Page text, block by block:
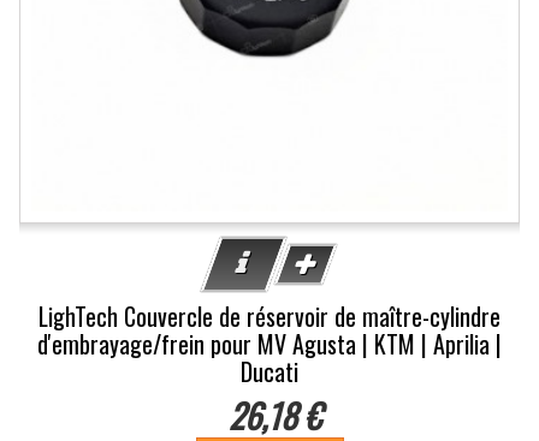
LighTech Couvercle de réservoir de maître-cylindre
d'embrayage/frein pour MV Agusta | KTM | Aprilia |
Ducati
26,18 €